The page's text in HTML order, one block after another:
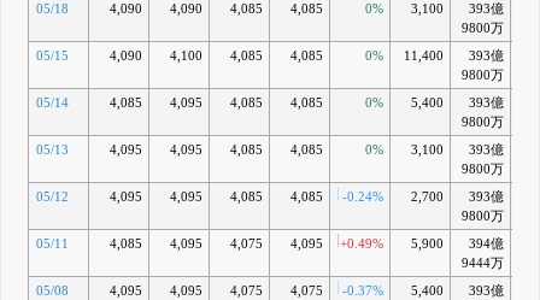
05/18 4,090 4,090 4,085 4,085 0% 3,100
393億
9800万
05/15 4,090 4,100 4,085 4,085 0% 11,400
393億
9800万
05/14 4,085 4,095 4,085 4,085 0% 5,400
393億
9800万
05/13 4,095 4,095 4,085 4,085 0% 3,100
393億
9800万
05/12 4,095 4,095 4,085 4,085 -0.24% 2,700
393億
9800万
05/11 4,085 4,095 4,075 4,095 +0.49% 5,900
394億
9444万
05/08 4,095 4,095 4,075 4,075 -0.37% 5,400
393億